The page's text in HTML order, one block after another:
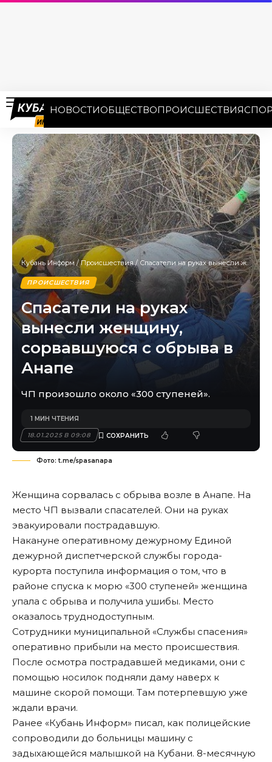
НОВОСТИОБЩЕСТВОПРОИСШЕСТВИЯ
Кубань Информ/Происшествия/ Спасатели на руках вынесли женщину, сорвавшуюся с обрыва в Анапе
ПРОИСШЕСТВИЯ
Спасатели на руках
вынесли женщину,
сорвавшуюся с обрыва в
Анапе
ЧП произошло около «300 ступеней».
18.01.2025 В 09:08
1 МИН ЧТЕНИЯ
Фото: t.me/spasanapa
Женщина сорвалась с обрыва возле в Анапе. На
место ЧП вызвали спасателей. Они на руках
эвакуировали пострадавшую.
Накануне оперативному дежурному Единой
дежурной диспетчерской службы города-
курорта поступила информация о том, что в
районе спуска к морю «300 ступеней» женщина
упала с обрыва и получила ушибы. Место
оказалось труднодоступным.
Сотрудники муниципальной «Службы спасения»
оперативно прибыли на место происшествия.
После осмотра пострадавшей медиками, они с
помощью носилок подняли даму наверх к
машине скорой помощи. Там потерпевшую уже
ждали врачи.
Ранее «Кубань Информ» писал, как полицейские
сопроводили до больницы машину с
задыхающейся малышкой на Кубани. 8-месячную